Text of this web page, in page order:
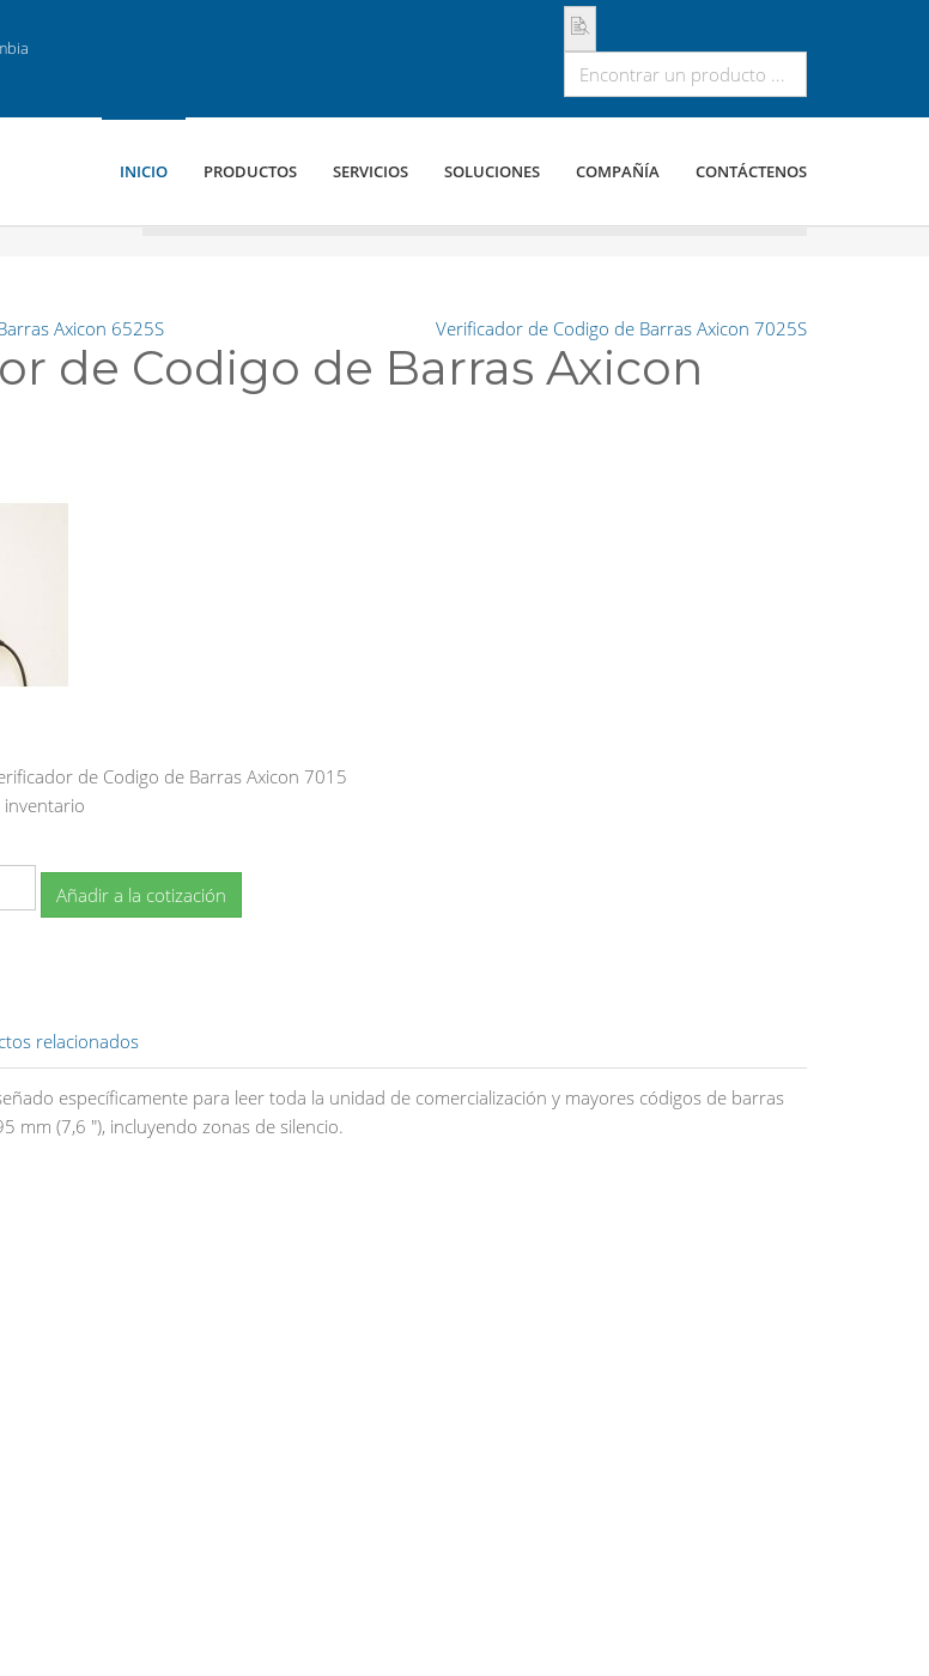
INICIO PRODUCTOS SERVICIOS SOLUCIONES COMPAÑÍA CONTÁCTENOS
Axicon 6525S Verificador de Codigo de Barras Axicon 7025S
de Codigo de Barras Axicon
de Codigo de Barras Axicon 7015
inventario
Añadir a la cotización
relacionados
específicamente para leer toda la unidad de comercialización y mayores códigos de barras
mm (7,6 "), incluyendo zonas de silencio.